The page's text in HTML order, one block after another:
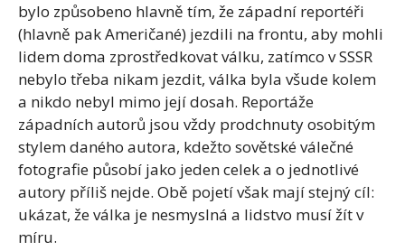
bylo způsobeno hlavně tím, že západní reportéři
(hlavně pak Američané) jezdili na frontu, aby mohli
lidem doma zprostředkovat válku, zatímco v SSSR
nebylo třeba nikam jezdit, válka byla všude kolem
a nikdo nebyl mimo její dosah. Reportáže
západních autorů jsou vždy prodchnuty osobitým
stylem daného autora, kdežto sovětské válečné
fotografie působí jako jeden celek a o jednotlivé
autory příliš nejde. Obě pojetí však mají stejný cíl:
ukázat, že válka je nesmyslná a lidstvo musí žít v
míru.